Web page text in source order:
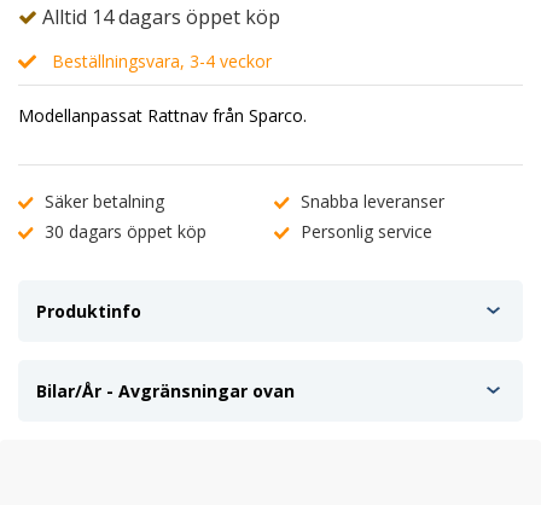
Alltid 14 dagars öppet köp
Beställningsvara, 3-4 veckor
Modellanpassat Rattnav från Sparco.
Säker betalning
Snabba leveranser
30 dagars öppet köp
Personlig service
Produktinfo
Bilar/År - Avgränsningar ovan